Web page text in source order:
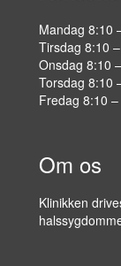
Mandag 8:10
Tirsdag 8:10
Onsdag 8:10
Torsdag 8:10
Fredag 8:10
Om os
Klinikken